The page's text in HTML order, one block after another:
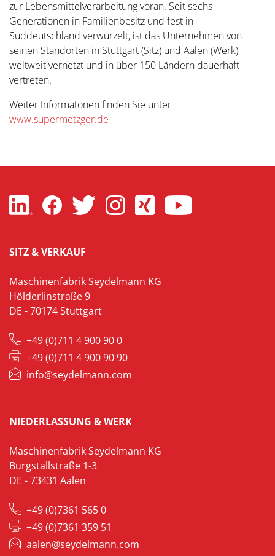
zur Lebensmittelverarbeitung voran. Seit sechs
Generationen in Familienbesitz und fest in
Süddeutschland verwurzelt, ist das Unternehmen von
seinen Standorten in Stuttgart (Sitz) und Aalen (Werk)
weltweit vernetzt und in über 150 Ländern dauerhaft
vertreten.
Weiter Informatonen finden Sie unter
www.supermetzger.de
SITZ & VERKAUF
Maschinenfabrik Seydelmann KG
Hölderlinstraße 9
DE - 70174 Stuttgart
+49 (0)711 4 900 90 0
+49 (0)711 4 900 90 90
info@seydelmann.com
NIEDERLASSUNG & WERK
Maschinenfabrik Seydelmann KG
Burgstallstraße 1-3
DE - 73431 Aalen
+49 (0)7361 565 0
+49 (0)7361 359 51
aalen@seydelmann.com